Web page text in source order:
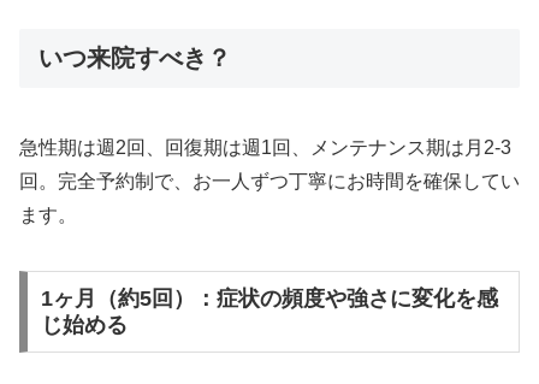
いつ来院すべき？
急性期は週2回、回復期は週1回、メンテナンス期は月2-3
回。完全予約制で、お一人ずつ丁寧にお時間を確保してい
ます。
1ヶ月（約5回）：症状の頻度や強さに変化を感
じ始める